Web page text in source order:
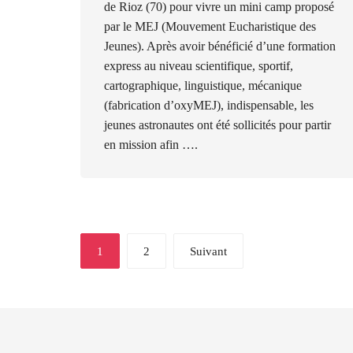
de Rioz (70) pour vivre un mini camp proposé
par le MEJ (Mouvement Eucharistique des
Jeunes). Après avoir bénéficié d’une formation
express au niveau scientifique, sportif,
cartographique, linguistique, mécanique
(fabrication d’oxyMEJ), indispensable, les
jeunes astronautes ont été sollicités pour partir
en mission afin ….
Navigation
des
1 2 Suivant